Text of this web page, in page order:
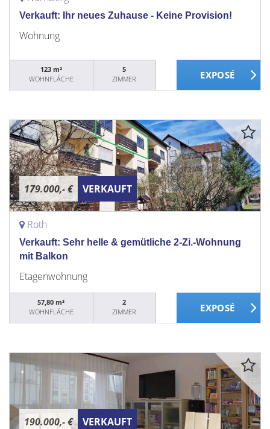
Verkauft: Ihr neues Zuhause - Keine Provision!
Wohnung
123 m²
WOHNFLÄCHE
5
ZIMMER
179.000,- € VERKAUFT
Roth
Verkauft: Sehr helle & gemütliche 2-Zi.-Wohnung
mit Balkon
Etagenwohnung
57,80 m²
WOHNFLÄCHE
2
ZIMMER
190.000,- € VERKAUFT